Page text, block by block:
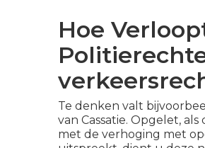
Hoe
Te denken valt
van Cassatie. Opgelet,
met de verhoging met